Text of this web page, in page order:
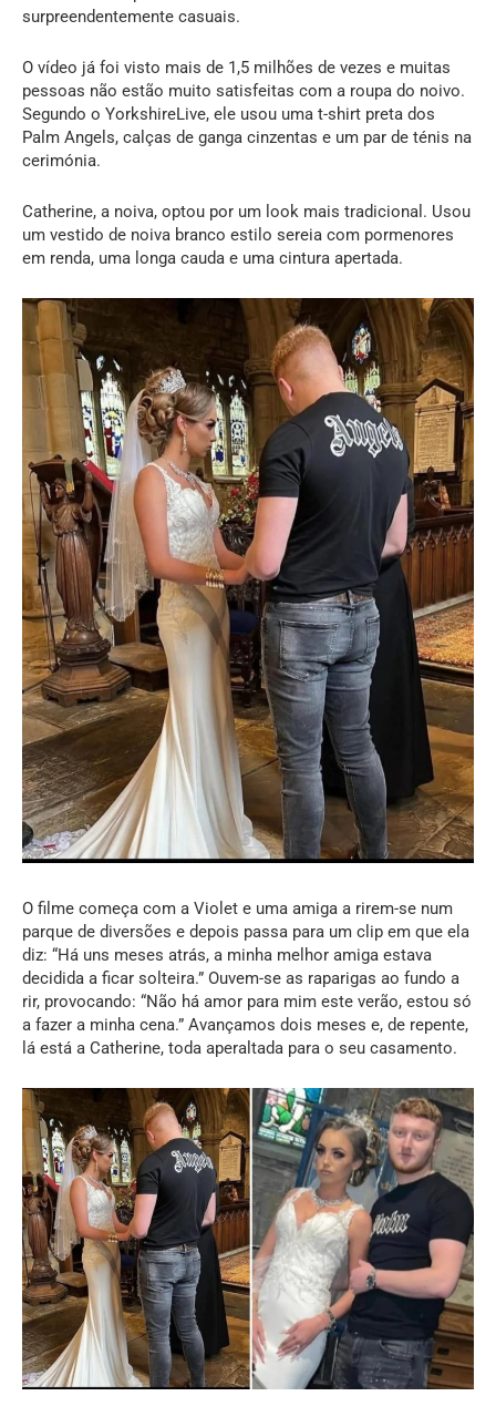
surpreendentemente casuais.
O vídeo já foi visto mais de 1,5 milhões de vezes e muitas
pessoas não estão muito satisfeitas com a roupa do noivo.
Segundo o YorkshireLive, ele usou uma t-shirt preta dos
Palm Angels, calças de ganga cinzentas e um par de ténis na
cerimónia.
Catherine, a noiva, optou por um look mais tradicional. Usou
um vestido de noiva branco estilo sereia com pormenores
em renda, uma longa cauda e uma cintura apertada.
O filme começa com a Violet e uma amiga a rirem-se num
parque de diversões e depois passa para um clip em que ela
diz: “Há uns meses atrás, a minha melhor amiga estava
decidida a ficar solteira.” Ouvem-se as raparigas ao fundo a
rir, provocando: “Não há amor para mim este verão, estou só
a fazer a minha cena.” Avançamos dois meses e, de repente,
lá está a Catherine, toda aperaltada para o seu casamento.